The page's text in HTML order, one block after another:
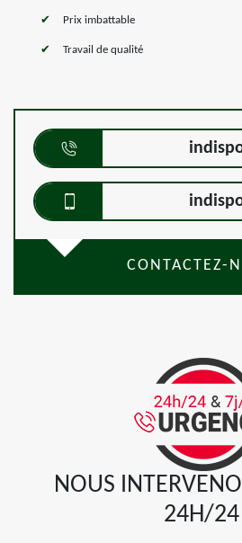
Prix imbattable
Travail de qualité
CONTACTEZ-
NOUS
24H/24